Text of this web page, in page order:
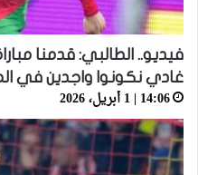
فيديو.. الطالبي: قدمنا
غادي نكونوا واجدين في
14:06 | 1 أبريل، 2026